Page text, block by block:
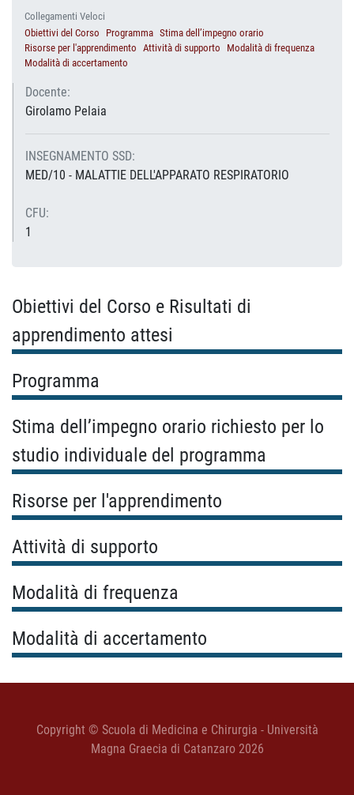
Collegamenti Veloci
Obiettivi del Corso
Programma Stima dell’impegno orario
Risorse per l'apprendimento Attività di supporto
Modalità di frequenza
Modalità di accertamento
Docente:
Girolamo Pelaia
INSEGNAMENTO SSD:
MED/10 - MALATTIE DELL'APPARATO RESPIRATORIO
CFU:
1
Obiettivi del Corso e Risultati di
apprendimento attesi
Programma
Stima dell’impegno orario richiesto per lo
studio individuale del programma
Risorse per l'apprendimento
Attività di supporto
Modalità di frequenza
Modalità di accertamento
Copyright © Scuola di Medicina e Chirurgia - Università
Magna Graecia di Catanzaro 2026